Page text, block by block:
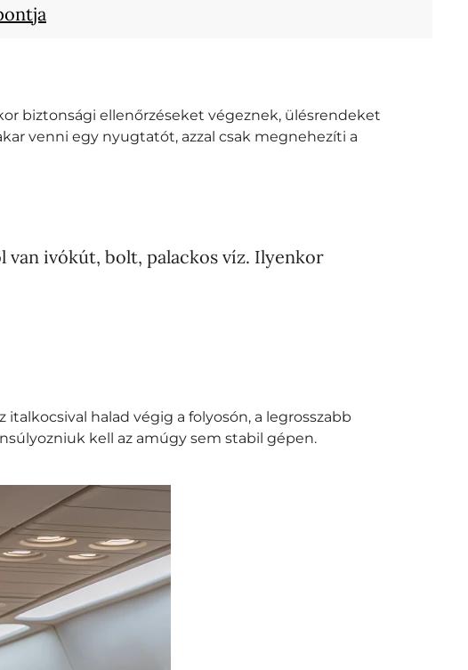
biztonsági ellenőrzéseket végeznek, ülésrendeket
venni egy nyugtatót, azzal csak megnehezíti a
van ivókút, bolt, palackos víz. Ilyenkor
halad végig a folyosón, a legrosszabb
kell az amúgy sem stabil gépen.